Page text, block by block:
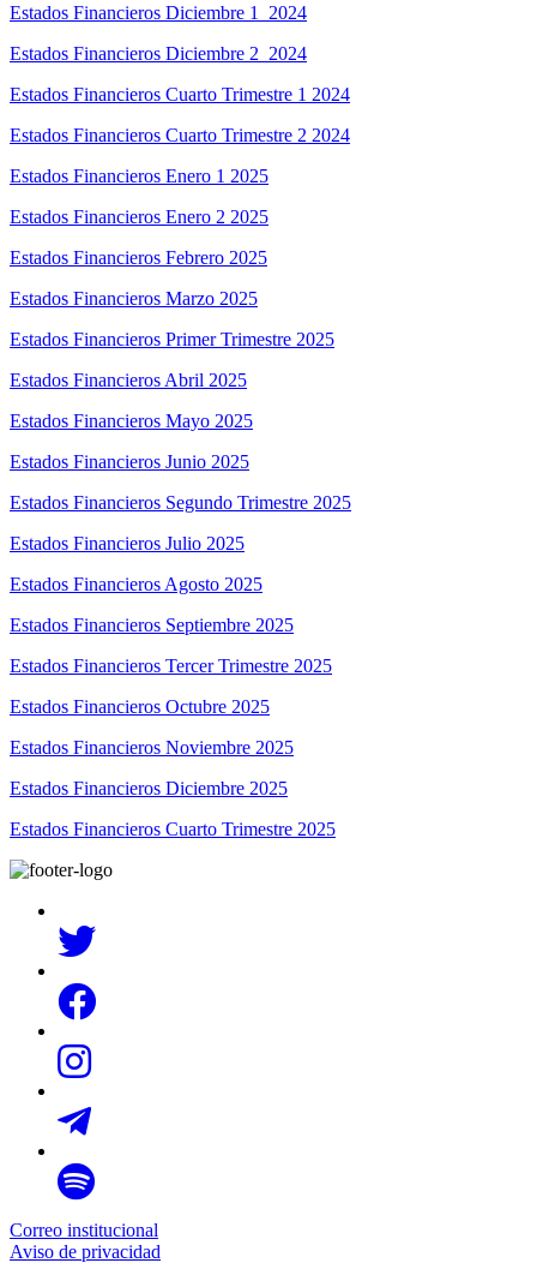
Estados Financieros Diciembre 1_2024
Estados Financieros Diciembre 2_2024
Estados Financieros Cuarto Trimestre 1 2024
Estados Financieros Cuarto Trimestre 2 2024
Estados Financieros Enero 1 2025
Estados Financieros Enero 2 2025
Estados Financieros Febrero 2025
Estados Financieros Marzo 2025
Estados Financieros Primer Trimestre 2025
Estados Financieros Abril 2025
Estados Financieros Mayo 2025
Estados Financieros Junio 2025
Estados Financieros Segundo Trimestre 2025
Estados Financieros Julio 2025
Estados Financieros Agosto 2025
Estados Financieros Septiembre 2025
Estados Financieros Tercer Trimestre 2025
Estados Financieros Octubre 2025
Estados Financieros Noviembre 2025
Estados Financieros Diciembre 2025
Estados Financieros Cuarto Trimestre 2025
Correo institucional
Aviso de privacidad